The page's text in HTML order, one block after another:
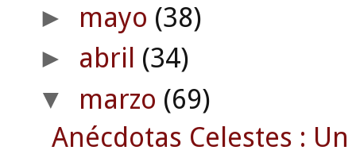
► mayo (38)
► abril (34)
▼ marzo (69)
Anécdotas Celestes :